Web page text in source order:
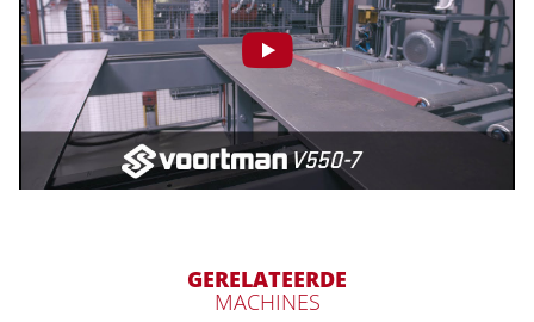
GERELATEERDE
MACHINES